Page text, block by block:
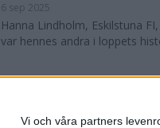
Vi och våra partners
6 sep 2025
Hanna Lindholm, Eskilstuna
var hennes andra i loppets
Snabbaste segertiden
Stockholm Halvmaraton